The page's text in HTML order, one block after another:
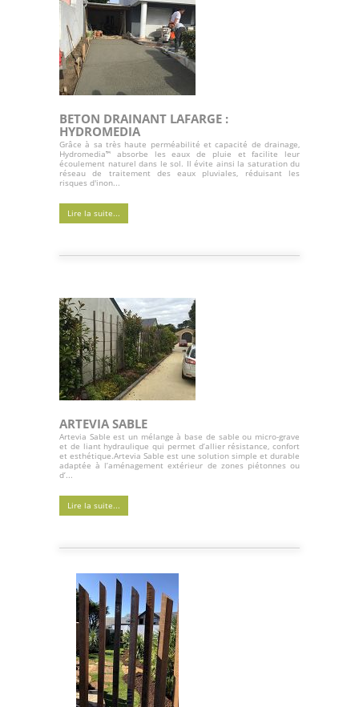
BETON DRAINANT LAFARGE :
HYDROMEDIA
Grâce à sa très haute perméabilité et capacité de drainage,
Hydromedia™ absorbe les eaux de pluie et facilite leur
écoulement naturel dans le sol. Il évite ainsi la saturation du
réseau de traitement des eaux pluviales, réduisant les
risques d'inon...
Lire la suite...
ARTEVIA SABLE
Artevia Sable est un mélange à base de sable ou micro-grave
et de liant hydraulique qui permet d’allier résistance, confort
et esthétique.Artevia Sable est une solution simple et durable
adaptée à l’aménagement extérieur de zones piétonnes ou
d’...
Lire la suite...